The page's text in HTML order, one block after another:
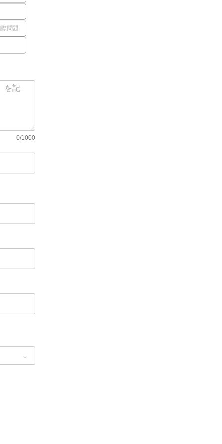
問題
0/1000